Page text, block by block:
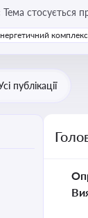
Тема стосується
дотримання
комплекс
публікації